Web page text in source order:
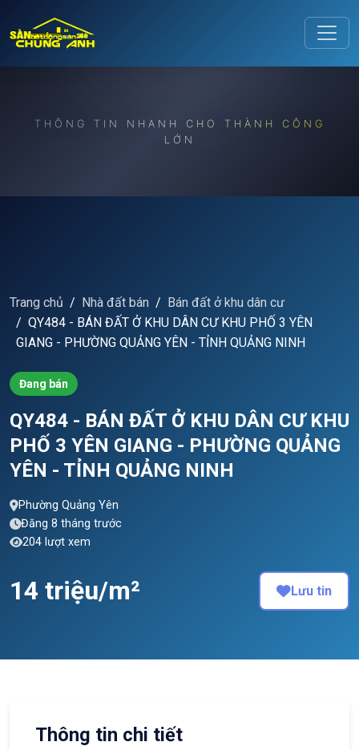
THÔNG TIN NHANH CHO THÀNH CÔNG
LỚN
Trang chủ Nhà đất bán
Bán đất ở khu dân cư
QY484 - BÁN ĐẤT Ở KHU DÂN CƯ KHU PHỐ 3 YÊN
GIANG - PHƯỜNG QUẢNG YÊN - TỈNH QUẢNG NINH
Đang bán
QY484 - BÁN ĐẤT Ở KHU DÂN CƯ KHU
PHỐ 3 YÊN GIANG - PHƯỜNG QUẢNG
YÊN - TỈNH QUẢNG NINH
Phường Quảng Yên
Đăng 8 tháng trước
204 lượt xem
14 triệu/m² Lưu tin
Thông tin chi tiết